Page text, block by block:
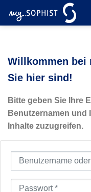
Inhalt
Willkommen bei
Sie hier sind!
Bitte geben Sie Ihre
Benutzernamen und
Inhalte zuzugreifen.
Benutzername oder E-
Passwort